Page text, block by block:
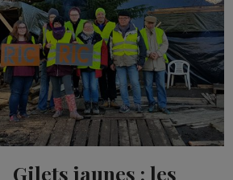
Gilets jaunes : les